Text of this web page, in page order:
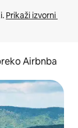
Prikaži izvorni
Airbnba